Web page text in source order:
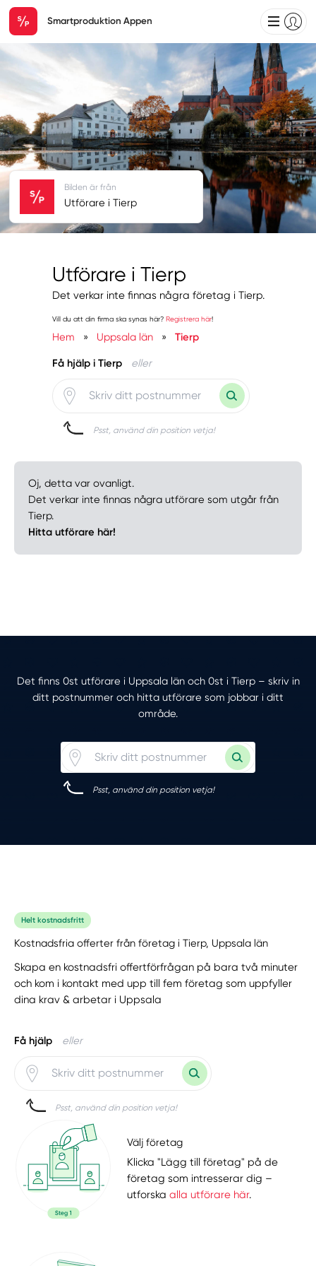
Smartproduktion Appen
Utförare i Tierp
Det verkar inte finnas några företag i Tierp.
Vill du att din firma ska synas här? Registrera här!
Hem » Uppsala län » Tierp
Få hjälp i Tierp eller
Psst, använd din position vetja!
Bilden är från
Utförare i Tierp
Oj, detta var ovanligt.
Det verkar inte finnas några utförare som utgår från
Tierp.
Hitta utförare här!
Det finns 0st utförare i Uppsala län och 0st i Tierp – skriv in
ditt postnummer och hitta utförare som jobbar i ditt
område.
Psst, använd din position vetja!
Helt kostnadsfritt
Kostnadsfria offerter från företag i Tierp, Uppsala län
Skapa en kostnadsfri offertförfrågan på bara två minuter
och kom i kontakt med upp till fem företag som uppfyller
dina krav & arbetar i Uppsala
Få hjälp eller
Psst, använd din position vetja!
Välj företag
Klicka "Lägg till företag" på de
företag som intresserar dig –
utforskaalla utförare här.